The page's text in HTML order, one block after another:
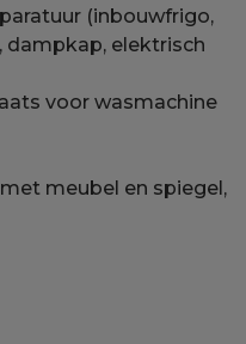
(inbouwfrigo,
dampkap, elektrisch
voor wasmachine
meubel en spiegel,